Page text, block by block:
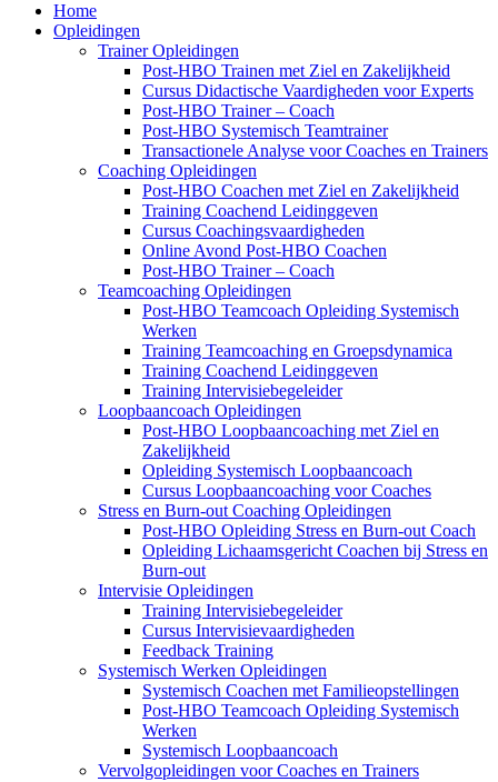
Home
Opleidingen
Trainer Opleidingen
Post-HBO Trainen met Ziel en Zakelijkheid
Cursus Didactische Vaardigheden voor Experts
Post-HBO Trainer – Coach
Post-HBO Systemisch Teamtrainer
Transactionele Analyse voor Coaches en Trainers
Coaching Opleidingen
Post-HBO Coachen met Ziel en Zakelijkheid
Training Coachend Leidinggeven
Cursus Coachingsvaardigheden
Online Avond Post-HBO Coachen
Post-HBO Trainer – Coach
Teamcoaching Opleidingen
Post-HBO Teamcoach Opleiding Systemisch
Werken
Training Teamcoaching en Groepsdynamica
Training Coachend Leidinggeven
Training Intervisiebegeleider
Loopbaancoach Opleidingen
Post-HBO Loopbaancoaching met Ziel en
Zakelijkheid
Opleiding Systemisch Loopbaancoach
Cursus Loopbaancoaching voor Coaches
Stress en Burn-out Coaching Opleidingen
Post-HBO Opleiding Stress en Burn-out Coach
Opleiding Lichaamsgericht Coachen bij Stress en
Burn-out
Intervisie Opleidingen
Training Intervisiebegeleider
Cursus Intervisievaardigheden
Feedback Training
Systemisch Werken Opleidingen
Systemisch Coachen met Familieopstellingen
Post-HBO Teamcoach Opleiding Systemisch
Werken
Systemisch Loopbaancoach
Vervolgopleidingen voor Coaches en Trainers